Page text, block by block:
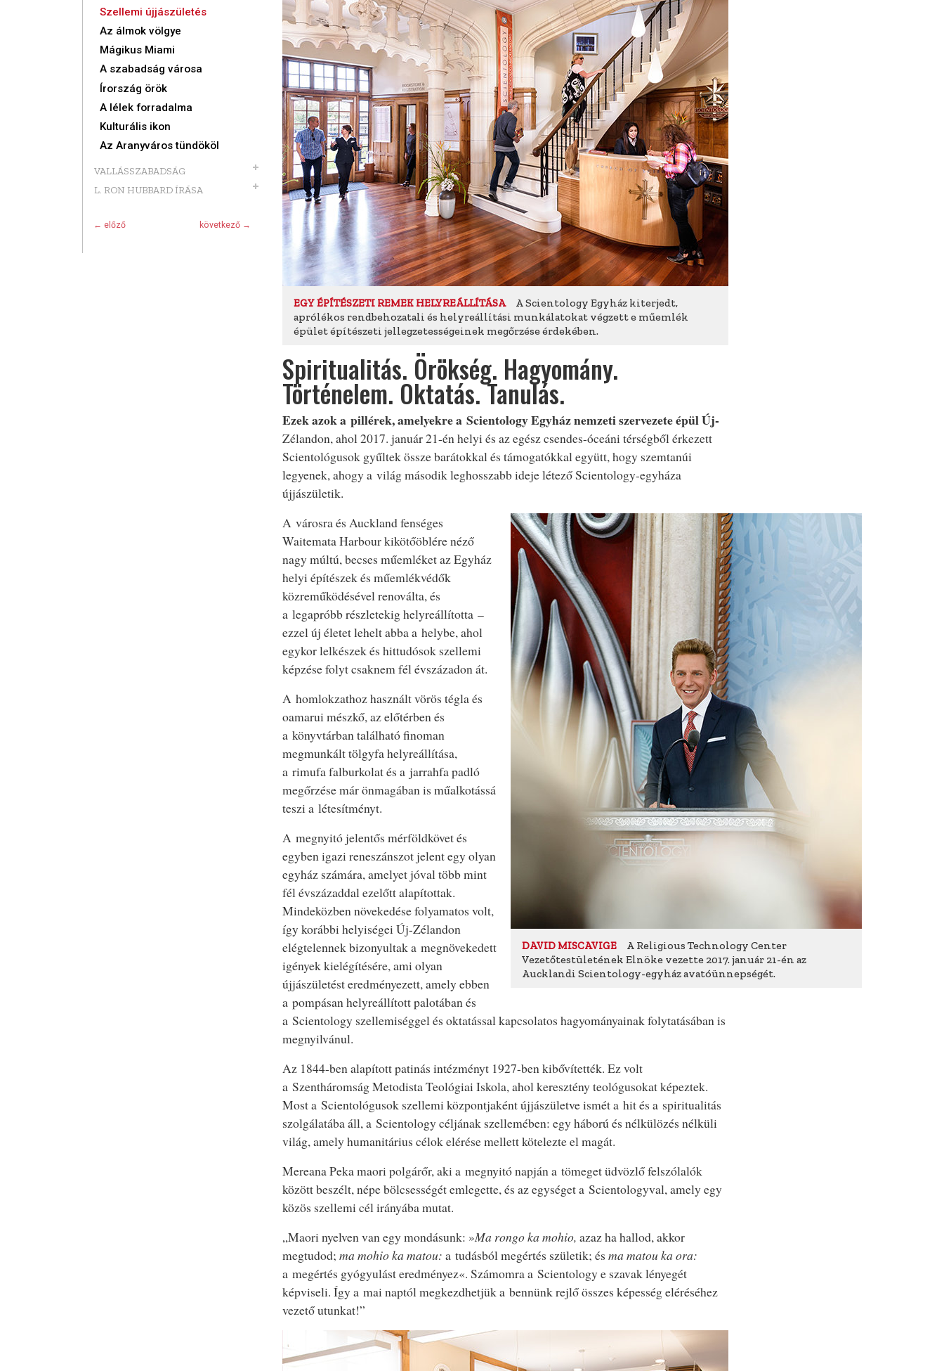
Szellemi újjászületés
Az álmok völgye
Mágikus Miami
A szabadság városa
Írország örök
A lélek forradalma
Kulturális ikon
Az Aranyváros tündököl
VALLÁSSZABADSÁG
L. RON HUBBARD ÍRÁSA
← előző következő →
EGY ÉPÍTÉSZETI REMEK HELYREÁLLÍTÁSA
A Scientology Egyház kiterjedt,
aprólékos rendbehozatali és helyreállítási munkálatokat végzett e műemlék
épület építészeti jellegzetességeinek megőrzése érdekében.
Spiritualitás. Örökség. Hagyomány.
Történelem. Oktatás. Tanulás.
Ezek azok a pillérek, amelyekre a Scientology Egyház nemzeti szervezete épül Új-
Zélandon, ahol 2017. január 21-én helyi és az egész csendes-óceáni térségből érkezett
Scientológusok gyűltek össze barátokkal és támogatókkal együtt, hogy szemtanúi
legyenek, ahogy a világ második leghosszabb ideje létező Scientology-egyháza
újjászületik.
DAVID MISCAVIGE
A Religious Technology Center
Vezetőtestületének Elnöke vezette 2017. január 21-én az
Aucklandi Scientology-egyház avatóünnepségét.
A városra és Auckland fenséges
Waitemata Harbour kikötőöblére néző
nagy múltú, becses műemléket az Egyház
helyi építészek és műemlékvédők
közreműködésével renoválta, és
a legapróbb részletekig helyreállította –
ezzel új életet lehelt abba a helybe, ahol
egykor lelkészek és hittudósok szellemi
képzése folyt csaknem fél évszázadon át.
A homlokzathoz használt vörös tégla és
oamarui mészkő, az előtérben és
a könyvtárban található finoman
megmunkált tölgyfa helyreállítása,
a rimufa falburkolat és a jarrahfa padló
megőrzése már önmagában is műalkotássá
teszi a létesítményt.
A megnyitó jelentős mérföldkövet és
egyben igazi reneszánszot jelent egy olyan
egyház számára, amelyet jóval több mint
fél évszázaddal ezelőtt alapítottak.
Mindeközben növekedése folyamatos volt,
így korábbi helyiségei Új-Zélandon
elégtelennek bizonyultak a megnövekedett
igények kielégítésére, ami olyan
újjászületést eredményezett, amely ebben
a pompásan helyreállított palotában és
a Scientology szellemiséggel és oktatással kapcsolatos hagyományainak folytatásában is
megnyilvánul.
Az 1844-ben alapított patinás intézményt 1927-ben kibővítették. Ez volt
a Szentháromság Metodista Teológiai Iskola, ahol keresztény teológusokat képeztek.
Most a Scientológusok szellemi központjaként újjászületve ismét a hit és a spiritualitás
szolgálatába áll, a Scientology céljának szellemében: egy háború és nélkülözés nélküli
világ, amely humanitárius célok elérése mellett kötelezte el magát.
Mereana Peka maori polgárőr, aki a megnyitó napján a tömeget üdvözlő felszólalók
között beszélt, népe bölcsességét emlegette, és az egységet a Scientologyval, amely egy
közös szellemi cél irányába mutat.
„Maori nyelven van egy mondásunk: »Ma rongo ka mohio, azaz ha hallod, akkor
megtudod; ma mohio ka matou: a tudásból megértés születik; és ma matou ka ora:
a megértés gyógyulást eredményez«. Számomra a Scientology e szavak lényegét
képviseli. Így a mai naptól megkezdhetjük a bennünk rejlő összes képesség eléréséhez
vezető utunkat!”